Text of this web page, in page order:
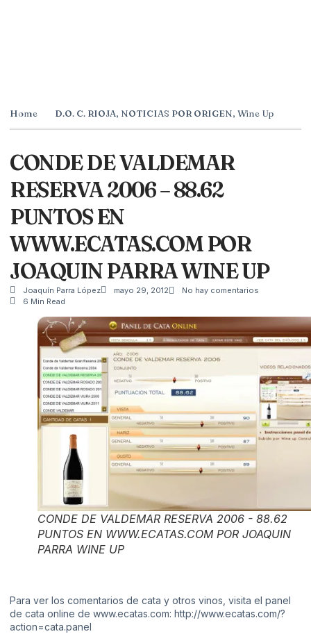
Home D.O. C. RIOJA, NOTICIAS POR ORIGEN, Wine Up
CONDE DE VALDEMAR
RESERVA 2006 – 88.62
PUNTOS EN
WWW.ECATAS.COM POR
JOAQUIN PARRA WINE UP
Joaquín Parra López mayo 29, 2012
No hay comentarios
6 Min Read
CONDE DE VALDEMAR RESERVA 2006 - 88.62
PUNTOS EN WWW.ECATAS.COM POR JOAQUIN
PARRA WINE UP
Para ver los comentarios de cata y otros vinos, visita el panel
de cata online de www.ecatas.com: http://www.ecatas.com/?
action=cata.panel